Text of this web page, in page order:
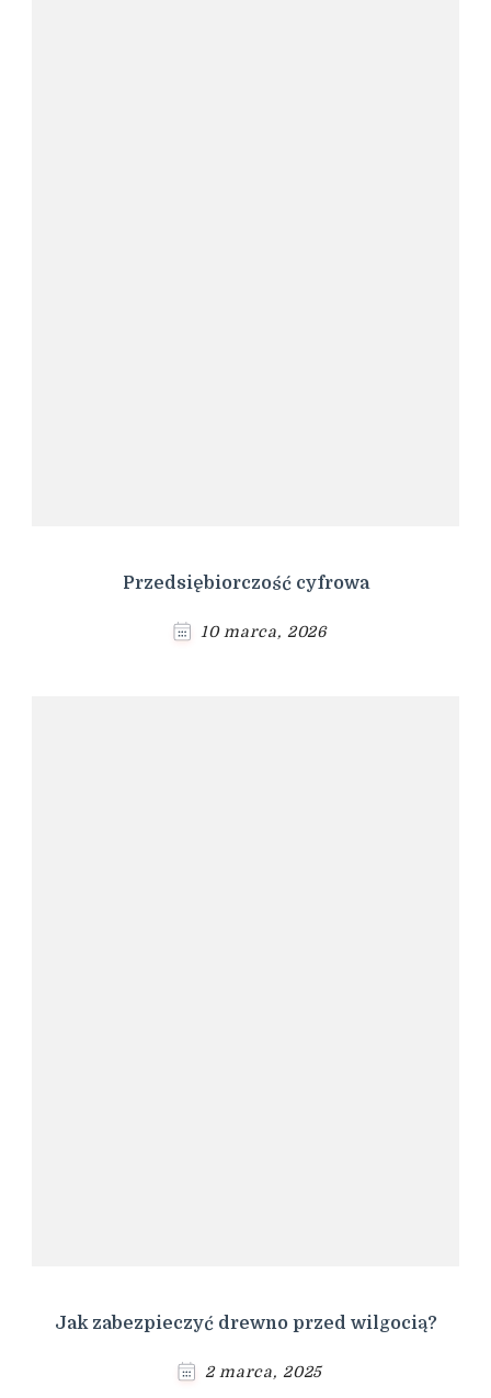
Przedsiębiorczość cyfrowa
10 marca, 2026
Jak zabezpieczyć drewno przed wilgocią?
2 marca, 2025